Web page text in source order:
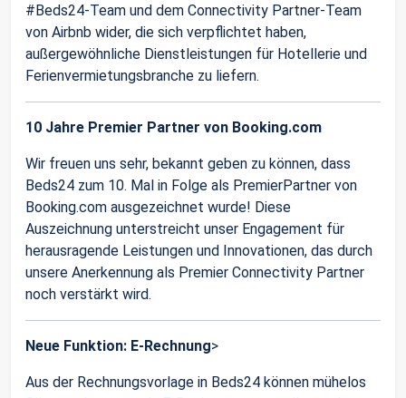
#Beds24-Team und dem Connectivity Partner-Team
von Airbnb wider, die sich verpflichtet haben,
außergewöhnliche Dienstleistungen für Hotellerie und
Ferienvermietungsbranche zu liefern.
10 Jahre Premier Partner von Booking.com
Wir freuen uns sehr, bekannt geben zu können, dass
Beds24 zum 10. Mal in Folge als PremierPartner von
Booking.com ausgezeichnet wurde! Diese
Auszeichnung unterstreicht unser Engagement für
herausragende Leistungen und Innovationen, das durch
unsere Anerkennung als Premier Connectivity Partner
noch verstärkt wird.
Neue Funktion: E-Rechnung>
Aus der Rechnungsvorlage in Beds24 können mühelos